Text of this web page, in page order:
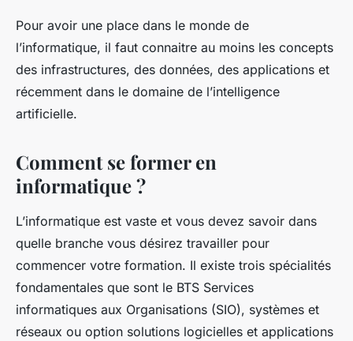
Pour avoir une place dans le monde de
l’informatique, il faut connaitre au moins les concepts
des infrastructures, des données, des applications et
récemment dans le domaine de l’intelligence
artificielle.
Comment se former en
informatique ?
L’informatique est vaste et vous devez savoir dans
quelle branche vous désirez travailler pour
commencer votre formation. Il existe trois spécialités
fondamentales que sont le BTS Services
informatiques aux Organisations (SIO), systèmes et
réseaux ou option solutions logicielles et applications